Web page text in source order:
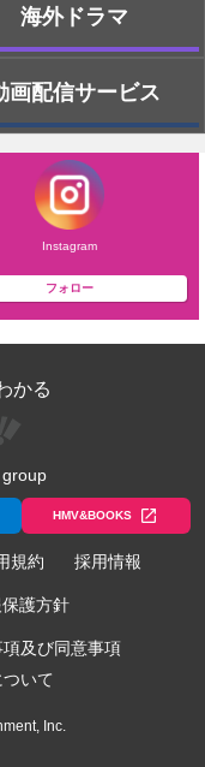
海外ドラマ
画配信サービス
Instagram
フォロー
かる
HMV&BOOKS
規約 採用情報
護方針
及び同意事項
いて
Inc.